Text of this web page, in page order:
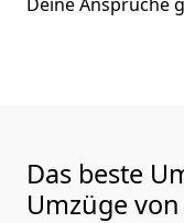
Das beste
Umzüge von